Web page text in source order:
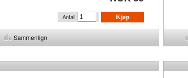
Kjøp
Antall
Sammenlign